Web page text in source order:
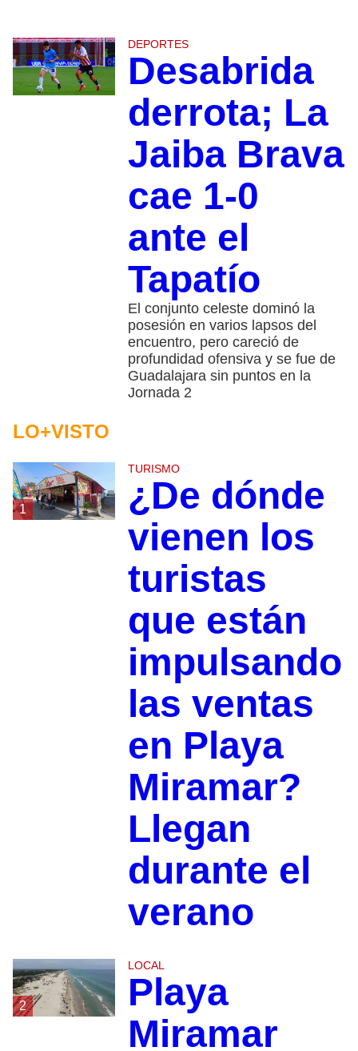
DEPORTES
Desabrida
derrota; La
Jaiba Brava
cae 1-0
ante el
Tapatío
El conjunto celeste dominó la
posesión en varios lapsos del
encuentro, pero careció de
profundidad ofensiva y se fue de
Guadalajara sin puntos en la
Jornada 2
LO+VISTO
1
TURISMO
¿De dónde
vienen los
turistas
que están
impulsando
las ventas
en Playa
Miramar?
Llegan
durante el
verano
2
LOCAL
Playa
Miramar